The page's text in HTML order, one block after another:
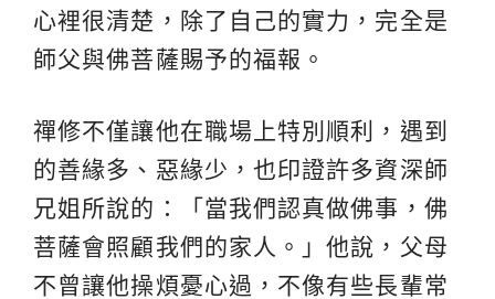
心裡很清楚，除了自己的實力，完全是
師父與佛菩薩賜予的福報。
禪修不僅讓他在職場上特別順利，遇到
的善緣多、惡緣少，也印證許多資深師
兄姐所說的：「當我們認真做佛事，佛
菩薩會照顧我們的家人。」他說，父母
不曾讓他操煩憂心過，不像有些長輩常